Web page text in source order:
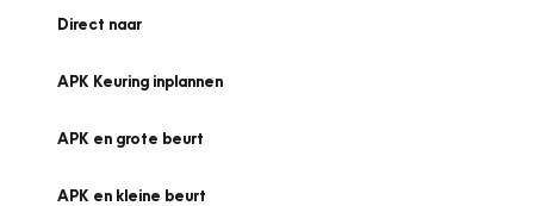
Direct naar
APK Keuring inplannen
APK en grote beurt
APK en kleine beurt